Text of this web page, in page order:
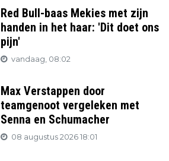
Red Bull-baas Mekies met zijn
handen in het haar: 'Dit doet ons
pijn'
vandaag, 08:02
Max Verstappen door
teamgenoot vergeleken met
Senna en Schumacher
08 augustus 2026 18:01